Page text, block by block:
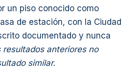
un piso conocido como
de estación, con la Ciudad
documentado y nunca
resultados anteriores no
similar.